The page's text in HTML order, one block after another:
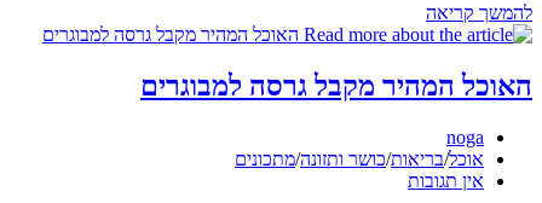
להמשך קריאהמתכון
–
עוף
בציפוי
ודבש
האוכל המהיר מקבל גרסה למבוגרים
מחבר:
noga
קטגוריה:
אוכל/בריאות/כושר ותזונה/מתכונים
תגובות:
אין תגובות